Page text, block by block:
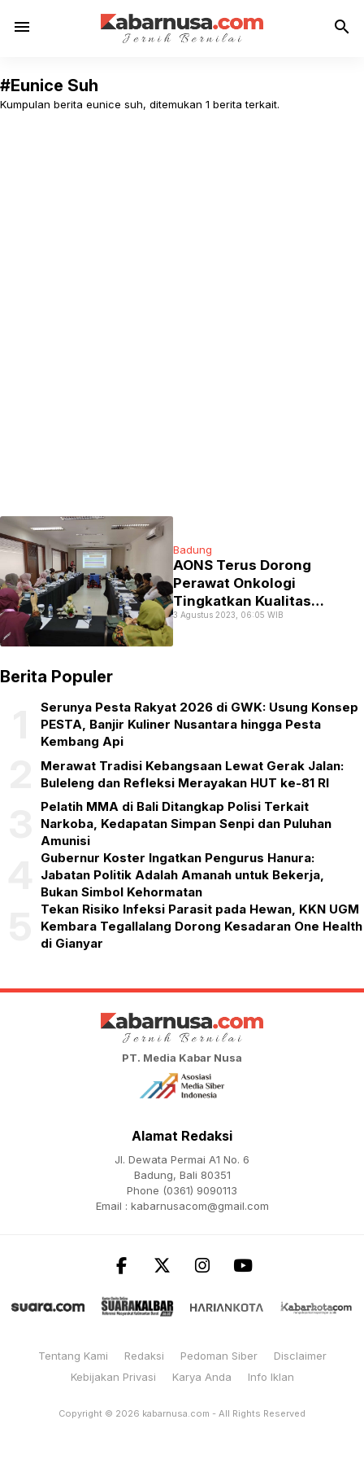
menu search
#Eunice Suh
Kumpulan berita eunice suh, ditemukan 1 berita terkait.
Badung
AONS Terus Dorong
Perawat Onkologi
Tingkatkan Kualitas
Asuhan Keperawatan
3 Agustus 2023, 06:05 WIB
Berita Populer
Serunya Pesta Rakyat 2026 di GWK: Usung Konsep
PESTA, Banjir Kuliner Nusantara hingga Pesta
Kembang Api
Merawat Tradisi Kebangsaan Lewat Gerak Jalan:
Buleleng dan Refleksi Merayakan HUT ke-81 RI
Pelatih MMA di Bali Ditangkap Polisi Terkait
Narkoba, Kedapatan Simpan Senpi dan Puluhan
Amunisi
Gubernur Koster Ingatkan Pengurus Hanura:
Jabatan Politik Adalah Amanah untuk Bekerja,
Bukan Simbol Kehormatan
Tekan Risiko Infeksi Parasit pada Hewan, KKN UGM
Kembara Tegallalang Dorong Kesadaran One Health
di Gianyar
PT. Media Kabar Nusa
Alamat Redaksi
Jl. Dewata Permai A1 No. 6
Badung, Bali 80351
Phone (0361) 9090113
Email : kabarnusacom@gmail.com
Tentang Kami Redaksi Pedoman Siber
Disclaimer
Kebijakan Privasi
Karya Anda Info Iklan
Copyright © 2026 kabarnusa.com - All Rights Reserved